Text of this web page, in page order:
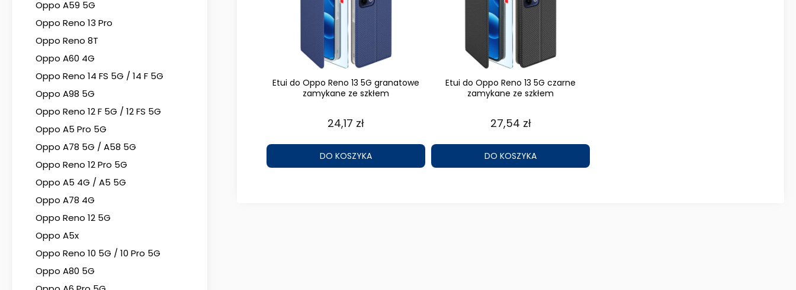
Oppo A59 5G
Oppo Reno 13 Pro
Oppo Reno 8T
Oppo A60 4G
Oppo Reno 14 FS 5G / 14 F 5G
Oppo A98 5G
Oppo Reno 12 F 5G / 12 FS 5G
Oppo A5 Pro 5G
Oppo A78 5G / A58 5G
Oppo Reno 12 Pro 5G
Oppo A5 4G / A5 5G
Oppo A78 4G
Oppo Reno 12 5G
Oppo A5x
Oppo Reno 10 5G / 10 Pro 5G
Oppo A80 5G
Etui do Oppo Reno 13 5G granatowe
zamykane ze szkłem
24,17 zł
DO KOSZYKA
Etui do Oppo Reno 13 5G czarne
zamykane ze szkłem
27,54 zł
DO KOSZYKA